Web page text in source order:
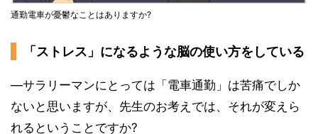
通勤電車が憂鬱なことはありますか?
「ストレス」になるような脳の使い方をしている
―サラリーマンにとっては「電車通勤」は苦痛でしか
ないと思いますが、先生のお考えでは、それが変えら
れるということですか?